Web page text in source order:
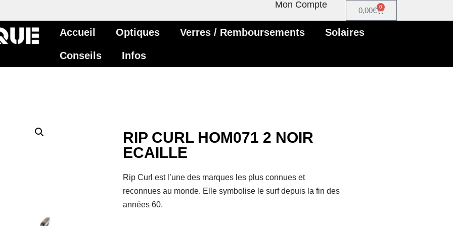
Mon Compte
0,00€ 0
Accueil Optiques Verres / Remboursements Solaires
Conseils Infos
RIP CURL HOM071 2 NOIR
ECAILLE
Rip Curl est l’une des marques les plus connues et
reconnues au monde. Elle symbolise le surf depuis la fin des
années 60.